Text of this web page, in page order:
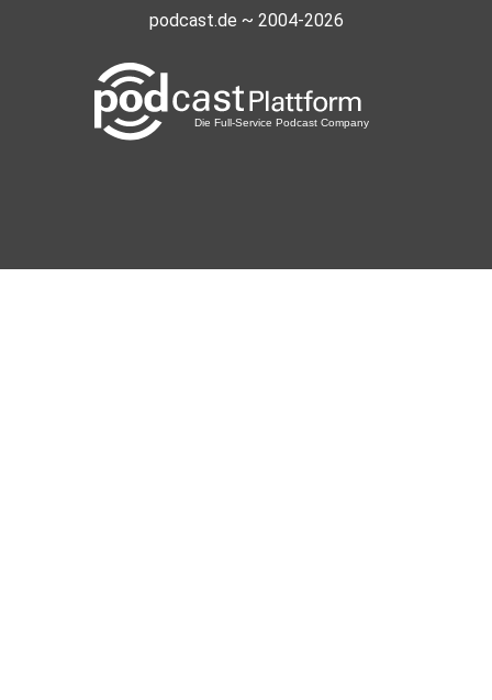
podcast.de ~ 2004-2026